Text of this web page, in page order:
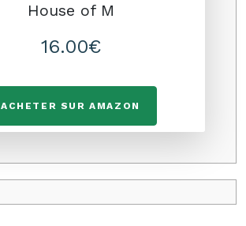
House of M
16.00€
ACHETER SUR AMAZON